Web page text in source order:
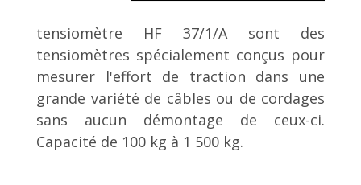
tensiomètre HF 37/1/A sont des
tensiomètres spécialement conçus pour
mesurer l'effort de traction dans une
grande variété de câbles ou de cordages
sans aucun démontage de ceux-ci.
Capacité de 100 kg à 1 500 kg.